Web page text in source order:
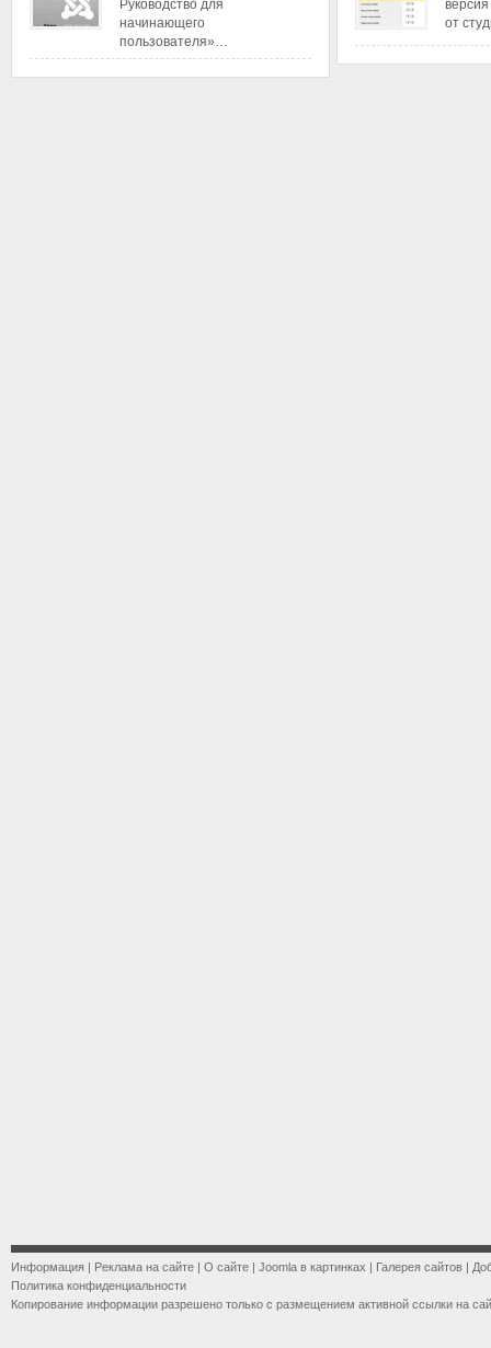
Руководство для
начинающего
пользователя»…
от
Информация | Реклама на сайте | О сайте | Joomla в картинках | Галерея сайтов |
Политика конфиденциальности
Копирование информации разрешено только с размещением активной ссылки на